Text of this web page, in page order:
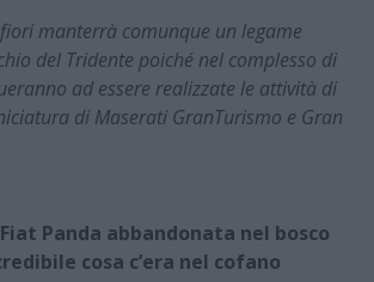
manterrà comunque un legame
del Tridente poiché nel complesso di
ad essere realizzate le attività di
di Maserati GranTurismo e Gran
Panda abbandonata nel bosco
cosa c’era nel cofano